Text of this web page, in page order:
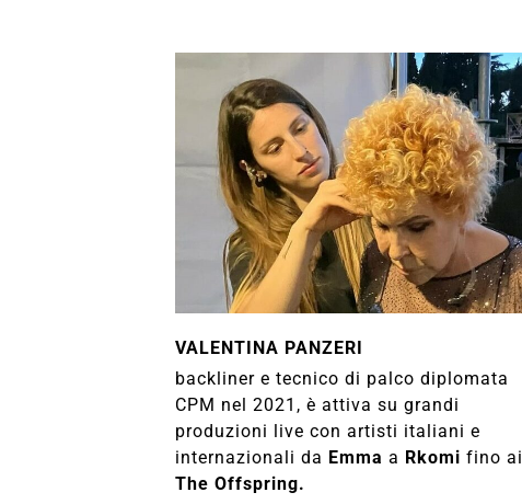
VALENTINA PANZERI
backliner e tecnico di palco diplomata
CPM nel 2021, è attiva su grandi
produzioni live con artisti italiani e
internazionali da Emma a Rkomi fino ai
The Offspring.